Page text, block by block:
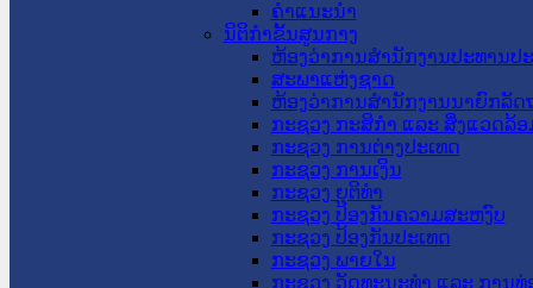
ຄໍາແນະນໍາ
ນິຕິກຳຂັ້ນສູນກາງ
ຫ້ອງວ່າການສໍານັກງານປະທານປ
ສະພາແຫ່ງຊາດ
ຫ້ອງວ່າການສຳນັກງານນາຍົກລັດ
ກະຊວງ ກະສິກຳ ແລະ ສິ່ງແວດລ້ອ
ກະຊວງ ການຕ່າງປະເທດ
ກະຊວງ ການເງິນ
ກະຊວງ ຍຸຕິທໍາ
ກະຊວງ ປ້ອງກັນຄວາມສະຫງົບ
ກະຊວງ ປ້ອງກັນປະເທດ
ກະຊວງ ພາຍໃນ
ກະຊວງ ວັດທະນະທຳ ແລະ ການທ່